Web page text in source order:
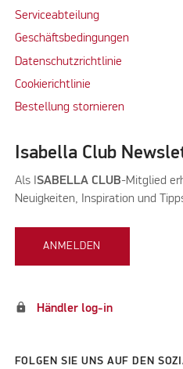
Serviceabteilung
Geschäftsbedingungen
Datenschutzrichtlinie
Cookierichtlinie
Bestellung stornieren
Isabella Club
Als ISABELLA CLUB-Mitglied
Neuigkeiten, Inspiration und
ANMELDEN
lock Händler log-in
FOLGEN SIE UNS AUF DEN